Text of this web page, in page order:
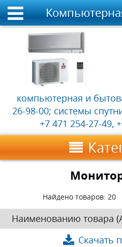
компьютерная и
26-98-00; системы
+7 471 254-27-49,
Найдено товаров: 20
Скачать